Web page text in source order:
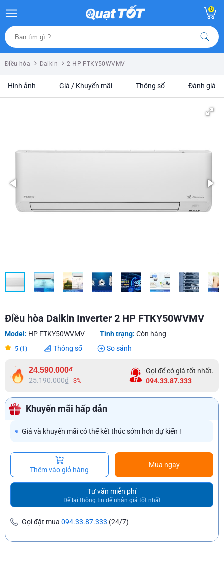
0
Điều hòa Daikin 2 HP FTKY50WVMV
Hình ảnh Giá / Khuyến mãi Thông số Đánh giá
Điều hòa Daikin Inverter 2 HP FTKY50WVMV
Model: HP FTKY50WVMV Tình trạng: Còn hàng
5 (1) Thông số So sánh
24.590.000₫
25.190.000₫ -3%
Gọi để có giá tốt nhất.
094.33.87.333
Khuyến mãi hấp dẫn
Giá và khuyến mãi có thể kết thúc sớm hơn dự kiến !
Thêm vào giỏ hàng
Mua ngay
Tư vấn miễn phí
Để lại thông tin để nhận giá tốt nhất
Gọi đặt mua 094.33.87.333 (24/7)